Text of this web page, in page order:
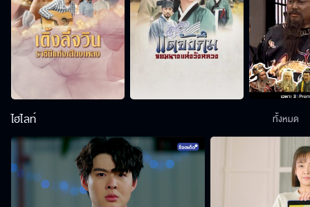
ไฮไลท์ ทั้งหมด